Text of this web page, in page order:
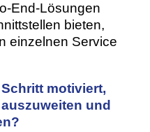
End-Lösungen
bieten,
einzelnen Service
motiviert,
und